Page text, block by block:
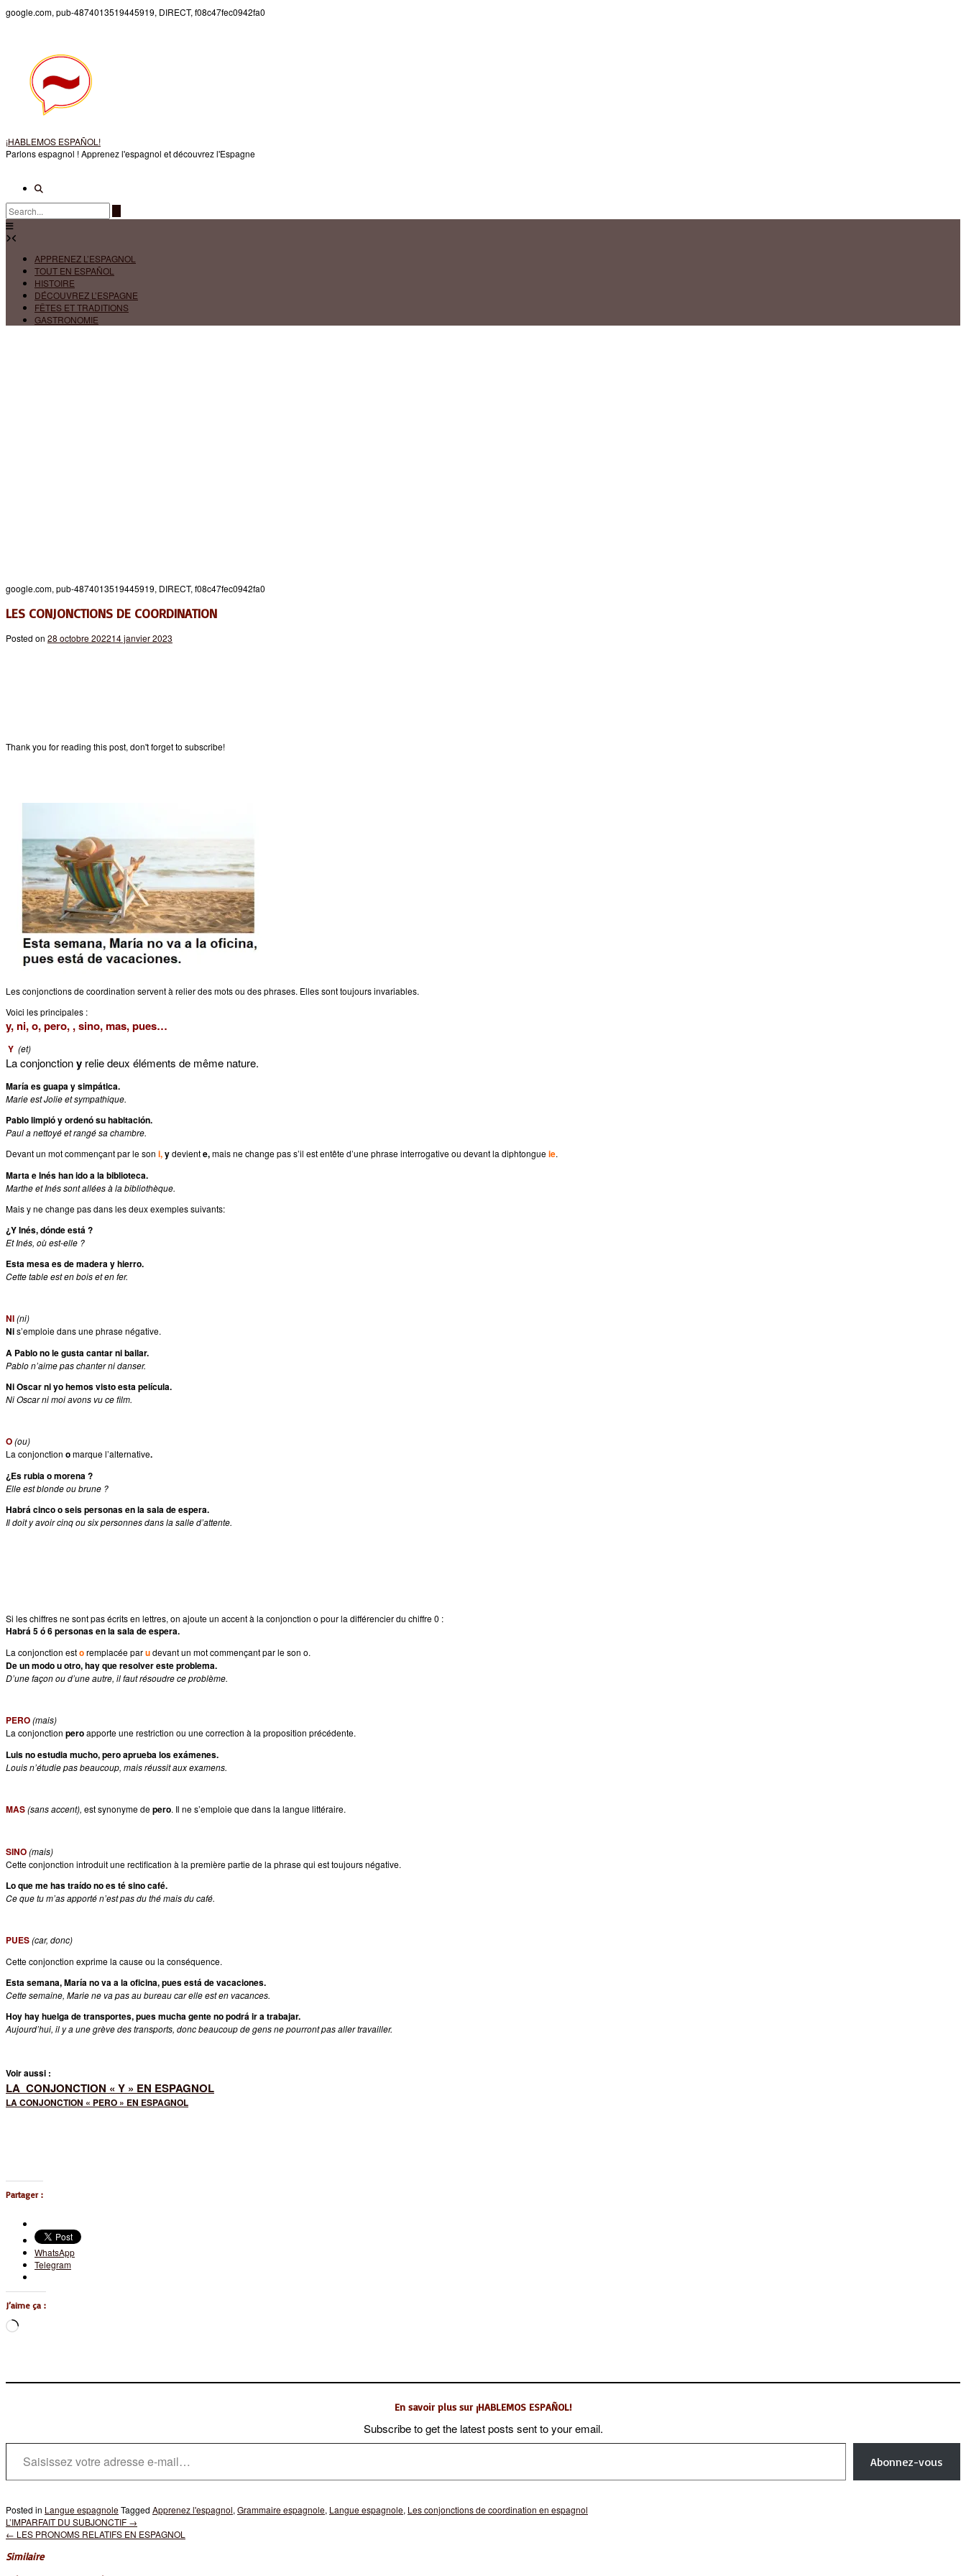
google.com, pub-4874013519445919, DIRECT, f08c47fec0942fa0
¡HABLEMOS ESPAÑOL!
Parlons espagnol ! Apprenez l'espagnol et découvrez l'Espagne
APPRENEZ L’ESPAGNOL
TOUT EN ESPAÑOL
HISTOIRE
DÉCOUVREZ L’ESPAGNE
FÊTES ET TRADITIONS
GASTRONOMIE
google.com, pub-4874013519445919, DIRECT, f08c47fec0942fa0
LES CONJONCTIONS DE COORDINATION
Posted on 28 octobre 202214 janvier 2023
Thank you for reading this post, don't forget to subscribe!
Les conjonctions de coordination servent à relier des mots ou des phrases. Elles sont toujours invariables.
Voici les principales :
y, ni, o, pero, , sino, mas, pues…
Y (et)
La conjonctiony relie deux éléments de même nature.
María es guapa y simpática.
Marie est Jolie et sympathique.
Pablo limpió y ordenó su habitación.
Paul a nettoyé et rangé sa chambre.
Devant un mot commençant par le son i,ydeviente,mais ne change pas s’il est entête d’une phrase interrogative ou devant la diphtongueie.
Marta e Inés han ido a la biblioteca.
Marthe et Inés sont allées à la bibliothèque.
Mais y ne change pas dans les deux exemples suivants:
¿Y Inés, dónde está ?
Et Inés, où est-elle ?
Esta mesa es de madera y hierro.
Cette table est en bois et en fer.
NI(ni)
Nis’emploie dans une phrase négative.
A Pablo no le gusta cantar ni bailar.
Pablo n’aime pas chanter ni danser.
Ni Oscar ni yo hemos visto esta película.
Ni Oscar ni moi avons vu ce film.
O(ou)
La conjonction omarque l’alternative.
¿Es rubia o morena ?
Elle est blonde ou brune ?
Habrá cinco o seis personas en la sala de espera.
Il doit y avoir cinq ou six personnes dans la salle d’attente.
Si les chiffres ne sont pas écrits en lettres, on ajoute un accent à la conjonction o pour la différencier du chiffre 0 :
Habrá 5 ó 6 personas en la sala de espera.
La conjonction estoremplacée parudevant un mot commençant par le son o.
De un modo u otro, hay que resolver este problema.
D’une façon ou d’une autre, il faut résoudre ce problème.
PERO(mais)
La conjonction peroapporte une restriction ou une correction à la proposition précédente.
Luis no estudia mucho, pero aprueba los exámenes.
Louis n’étudie pas beaucoup, mais réussit aux examens.
MAS(sans accent), est synonyme depero. Il ne s’emploie que dans la langue littéraire.
SINO(mais)
Cette conjonction introduit une rectification à la première partie de la phrase qui est toujours négative.
Lo que me has traído no es té sino café.
Ce que tu m’as apporté n’est pas du thé mais du café.
PUES(car, donc)
Cette conjonction exprime la cause ou la conséquence.
Esta semana, María no va a la oficina, pues está de vacaciones.
Cette semaine, Marie ne va pas au bureau car elle est en vacances.
Hoy hay huelga de transportes, pues mucha gente no podrá ir a trabajar.
Aujourd’hui, il y a une grève des transports, donc beaucoup de gens ne pourront pas aller travailler.
Voir aussi :
LA CONJONCTION « Y » EN ESPAGNOL
LA CONJONCTION « PERO » EN ESPAGNOL
Partager :
WhatsApp
Telegram
J’aime ça :
Chargement…
En savoir plus sur ¡HABLEMOS ESPAÑOL!
Subscribe to get the latest posts sent to your email.
Saisissez votre adresse e-mail…
Abonnez-vous
Posted in Langue espagnoleTagged Apprenez l'espagnol, Grammaire espagnole, Langue espagnole, Les conjonctions de coordination en espagnol
Post
navigation
L’IMPARFAIT DU SUBJONCTIF →
← LES PRONOMS RELATIFS EN ESPAGNOL
Similaire